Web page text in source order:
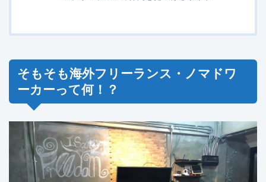
そもそも海外フリーランス・ノマドワ
ーカーって何！？